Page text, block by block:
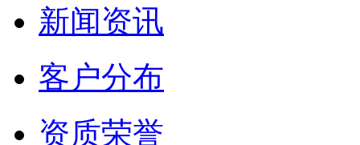
新闻资讯
客户分布
资质荣誉